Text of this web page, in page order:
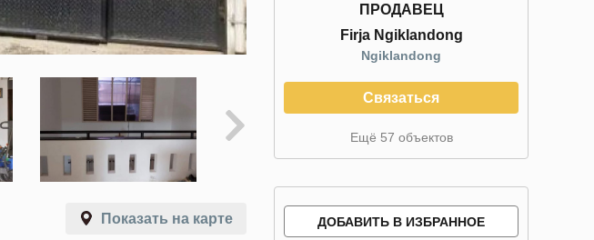
Показать на карте
ПРОДАВЕЦ
Firja Ngiklandong
Ngiklandong
Связаться
Ещё 57 объектов
ДОБАВИТЬ В ИЗБРАННОЕ